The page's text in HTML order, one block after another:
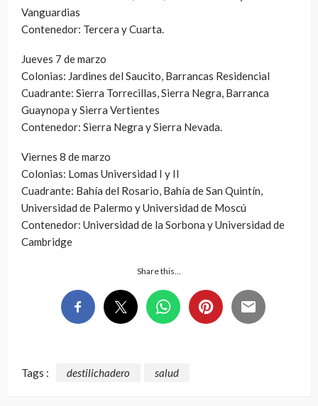
Vanguardias
Contenedor: Tercera y Cuarta.
Jueves 7 de marzo
Colonias: Jardines del Saucito, Barrancas Residencial
Cuadrante: Sierra Torrecillas, Sierra Negra, Barranca
Guaynopa y Sierra Vertientes
Contenedor: Sierra Negra y Sierra Nevada.
Viernes 8 de marzo
Colonias: Lomas Universidad I y II
Cuadrante: Bahía del Rosario, Bahía de San Quintín,
Universidad de Palermo y Universidad de Moscú
Contenedor: Universidad de la Sorbona y Universidad de
Cambridge
Share this…
Tags : destilichadero salud